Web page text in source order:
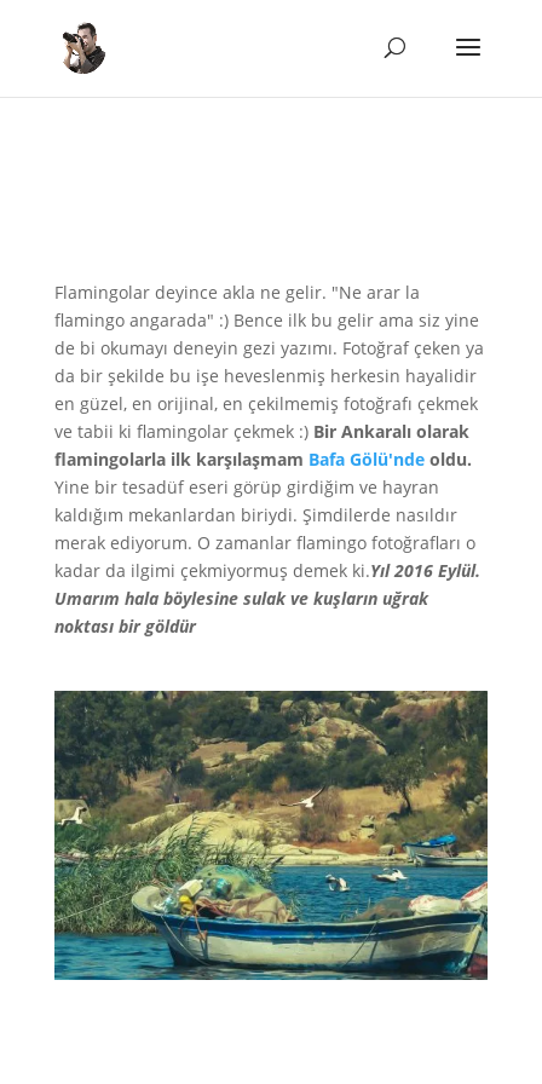
Flamingolar deyince akla ne gelir. "Ne arar la
flamingo angarada" :) Bence ilk bu gelir ama siz yine
de bi okumayı deneyin gezi yazımı. Fotoğraf çeken ya
da bir şekilde bu işe heveslenmiş herkesin hayalidir
en güzel, en orijinal, en çekilmemiş fotoğrafı çekmek
ve tabii ki flamingolar çekmek :) Bir Ankaralı olarak
flamingolarla ilk karşılaşmam Bafa Gölü'ndeoldu.
Yine bir tesadüf eseri görüp girdiğim ve hayran
kaldığım mekanlardan biriydi. Şimdilerde nasıldır
merak ediyorum. O zamanlar flamingo fotoğrafları o
kadar da ilgimi çekmiyormuş demek ki.Yıl 2016 Eylül.
Umarım hala böylesine sulak ve kuşların uğrak
noktası bir göldür